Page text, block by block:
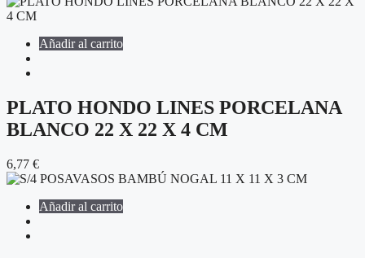
Añadir al carrito
PLATO HONDO LINES PORCELANA
BLANCO 22 X 22 X 4 CM
6,77 €
Añadir al carrito